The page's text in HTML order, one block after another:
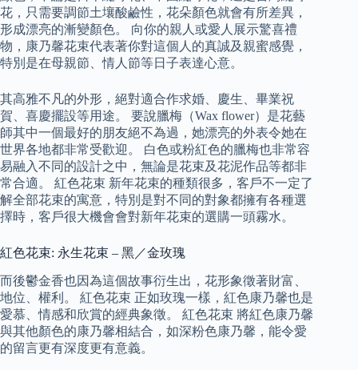
花，只需要調節土壤酸鹼性，花朵顏色就會有所差異，
形成漂亮的漸變顏色。 向你的親人或愛人展示驚喜禮
物，康乃馨花束代表著你對這個人的真誠及親蜜感覺，
特別是在母親節、情人節等日子表達心意。
其高雅不凡的外形，絕對適合作求婚、慶生、畢業祝
賀、喜慶擺設等用途。 要說臘梅（Wax flower）是花藝
師其中一個最好的朋友絕不為過，她漂亮的外表令她在
世界各地都非常受歡迎。 白色或粉紅色的臘梅也非常容
易融入不同的設計之中，無論是花束及花泥作品等都非
常合適。 紅色花束 新年花束的種類很多，客戶不一定了
解全部花束的寓意，特別是對不同的對象都擁有各種選
擇時，客戶很大機會會對新年花束的選購一頭霧水。
紅色花束: 永生花束 – 黑／金玫瑰
而後鬱金香也因為這個故事衍生出，花形象徵著財富、
地位、權利。 紅色花束 正如玫瑰一樣，紅色康乃馨也是
愛慕、情感和欣賞的經典象徵。 紅色花束 將紅色康乃馨
與其他顏色的康乃馨相結合，如深粉色康乃馨，能令愛
的留言更有深度更有意義。